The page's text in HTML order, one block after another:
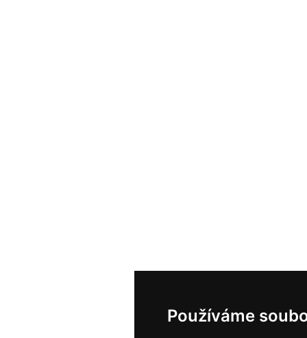
Používáme